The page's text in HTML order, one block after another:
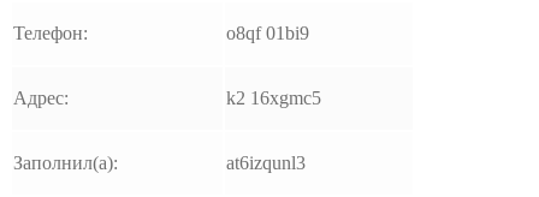
Телефон: o8qf 01bi9
Адрес: k2 16xgmc5
Заполнил(а): at6izqunl3